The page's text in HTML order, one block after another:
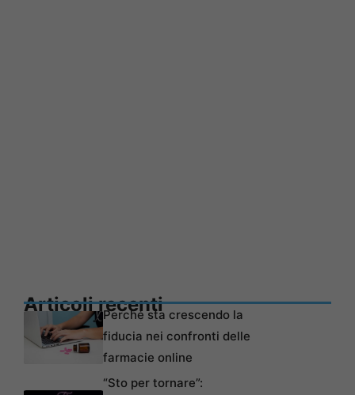
Articoli recentiPerché sta crescendo la
fiducia nei confronti delle
farmacie online
“Sto per tornare”: